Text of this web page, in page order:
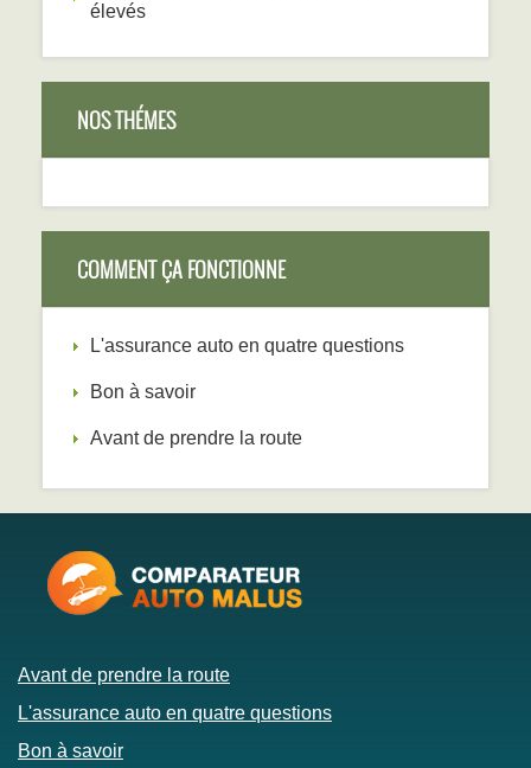
élevés
NOS THÉMES
COMMENT ÇA FONCTIONNE
L'assurance auto en quatre questions
Bon à savoir
Avant de prendre la route
Avant de prendre la route
L'assurance auto en quatre questions
Bon à savoir